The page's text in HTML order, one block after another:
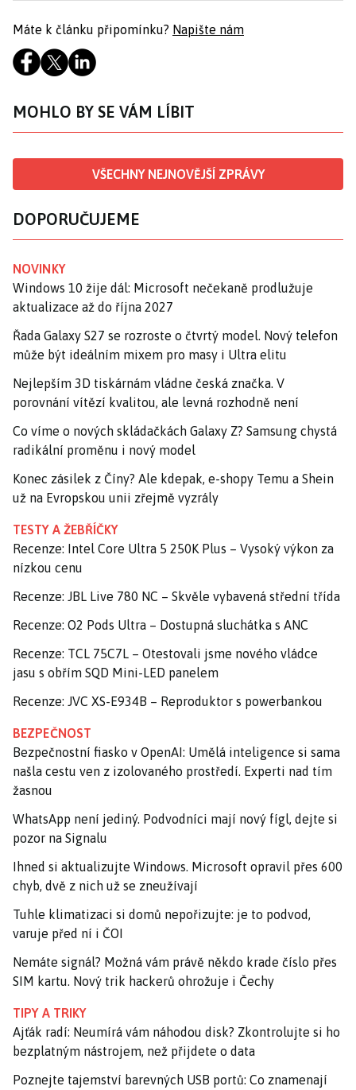
Máte k článku připomínku? Napište nám
MOHLO BY SE VÁM LÍBIT
VŠECHNY NEJNOVĚJŠÍ ZPRÁVY
DOPORUČUJEME
NOVINKY
Windows 10 žije dál: Microsoft nečekaně prodlužuje
aktualizace až do října 2027
Řada Galaxy S27 se rozroste o čtvrtý model. Nový telefon
může být ideálním mixem pro masy i Ultra elitu
Nejlepším 3D tiskárnám vládne česká značka. V
porovnání vítězí kvalitou, ale levná rozhodně není
Co víme o nových skládačkách Galaxy Z? Samsung chystá
radikální proměnu i nový model
Konec zásilek z Číny? Ale kdepak, e-shopy Temu a Shein
už na Evropskou unii zřejmě vyzrály
TESTY A ŽEBŘÍČKY
Recenze: Intel Core Ultra 5 250K Plus – Vysoký výkon za
nízkou cenu
Recenze: JBL Live 780 NC – Skvěle vybavená střední třída
Recenze: O2 Pods Ultra – Dostupná sluchátka s ANC
Recenze: TCL 75C7L – Otestovali jsme nového vládce
jasu s obřím SQD Mini-LED panelem
Recenze: JVC XS-E934B – Reproduktor s powerbankou
BEZPEČNOST
Bezpečnostní fiasko v OpenAI: Umělá inteligence si sama
našla cestu ven z izolovaného prostředí. Experti nad tím
žasnou
WhatsApp není jediný. Podvodníci mají nový fígl, dejte si
pozor na Signalu
Ihned si aktualizujte Windows. Microsoft opravil přes 600
chyb, dvě z nich už se zneužívají
Tuhle klimatizaci si domů nepořizujte: je to podvod,
varuje před ní i ČOI
Nemáte signál? Možná vám právě někdo krade číslo přes
SIM kartu. Nový trik hackerů ohrožuje i Čechy
TIPY A TRIKY
Ajťák radí: Neumírá vám náhodou disk? Zkontrolujte si ho
bezplatným nástrojem, než přijdete o data
Poznejte tajemství barevných USB portů: Co znamenají